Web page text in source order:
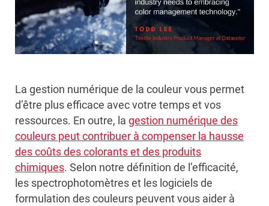
La gestion numérique de la couleur vous permet
d’être plus efficace avec votre temps et vos
ressources. En outre, la gestion numérique des
couleurs peut contribuer à compenser la hausse
des coûts des colorants et des produits
chimiques. Selon notre définition de l’efficacité,
les spectrophotomètres et les logiciels de
formulation des couleurs peuvent vous aider à